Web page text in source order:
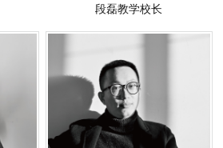
段磊教学校长